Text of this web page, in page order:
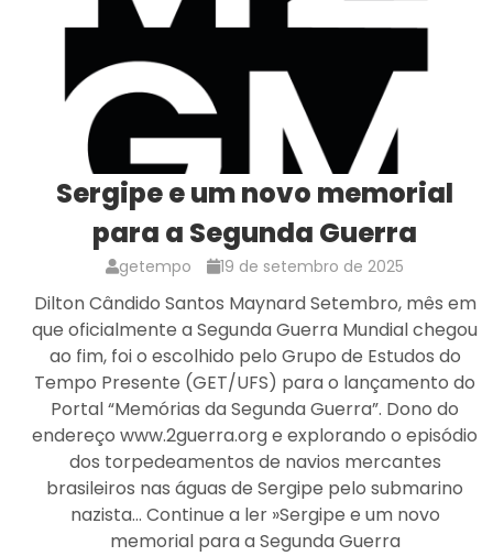
Sergipe e um novo memorial
para a Segunda Guerra
getempo 19 de setembro de 2025
Dilton Cândido Santos Maynard Setembro, mês em
que oficialmente a Segunda Guerra Mundial chegou
ao fim, foi o escolhido pelo Grupo de Estudos do
Tempo Presente (GET/UFS) para o lançamento do
Portal “Memórias da Segunda Guerra”. Dono do
endereço www.2guerra.org e explorando o episódio
dos torpedeamentos de navios mercantes
brasileiros nas águas de Sergipe pelo submarino
nazista… Continue a ler »Sergipe e um novo
memorial para a Segunda Guerra